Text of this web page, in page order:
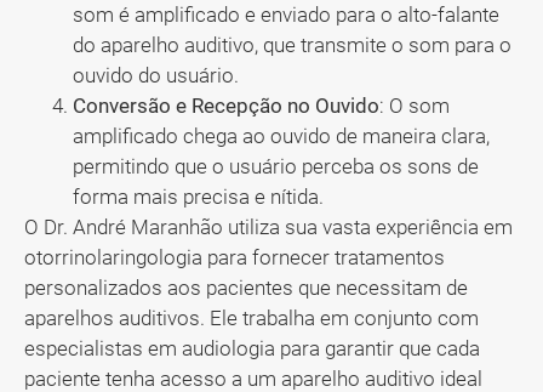
som é amplificado e enviado para o alto-falante
do aparelho auditivo, que transmite o som para o
ouvido do usuário.
Conversão e Recepção no Ouvido: O som
amplificado chega ao ouvido de maneira clara,
permitindo que o usuário perceba os sons de
forma mais precisa e nítida.
O Dr. André Maranhão utiliza sua vasta experiência em
otorrinolaringologia para fornecer tratamentos
personalizados aos pacientes que necessitam de
aparelhos auditivos. Ele trabalha em conjunto com
especialistas em audiologia para garantir que cada
paciente tenha acesso a um aparelho auditivo ideal